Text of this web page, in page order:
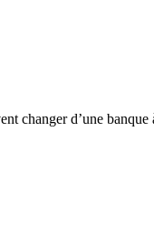
changer d’une